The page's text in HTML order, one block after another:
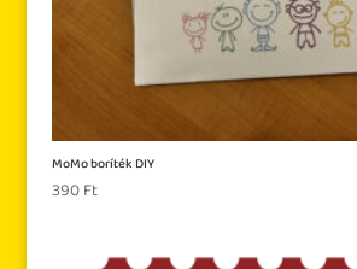
MoMo boríték DIY
390Ft